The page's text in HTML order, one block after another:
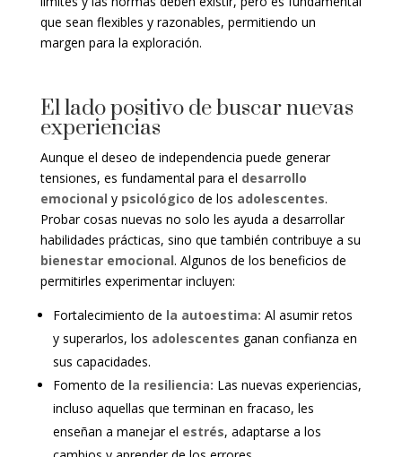
que sean flexibles y razonables, permitiendo un
margen para la exploración.
El lado positivo de buscar nuevas
experiencias
Aunque el deseo de independencia puede generar
tensiones, es fundamental para el desarrollo
emocional y psicológico de los adolescentes.
Probar cosas nuevas no solo les ayuda a desarrollar
habilidades prácticas, sino que también contribuye a su
bienestar emocional. Algunos de los beneficios de
permitirles experimentar incluyen:
Fortalecimiento de la autoestima: Al asumir retos
y superarlos, los adolescentes ganan confianza en
sus capacidades.
Fomento de la resiliencia: Las nuevas experiencias,
incluso aquellas que terminan en fracaso, les
enseñan a manejar el estrés, adaptarse a los